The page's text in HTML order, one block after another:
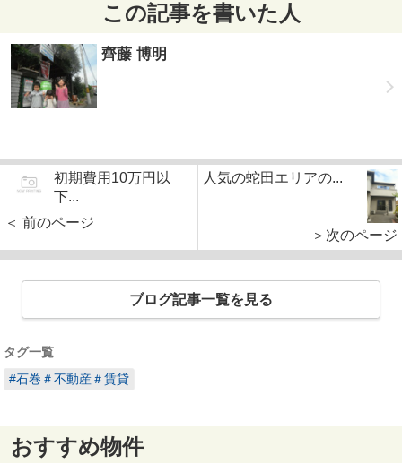
この記事を書いた人
齊藤 博明
初期費用10万円以
下...
＜ 前のページ
人気の蛇田エリアの...
＞次のページ
ブログ記事一覧を見る
タグ一覧
#石巻＃不動産＃賃貸
おすすめ物件